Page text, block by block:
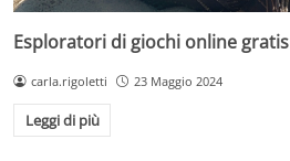
Esploratori di giochi online gratis
carla.rigoletti 23 Maggio 2024
Leggi di più